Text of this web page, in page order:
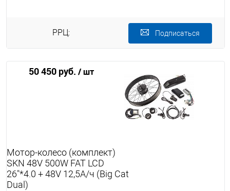
РРЦ:
50 450 руб. / шт
Подписаться
Мотор-колесо (комплект)
SKN 48V 500W FAT LCD
26"*4.0 + 48V 12,5А/ч (Big Cat
Dual)